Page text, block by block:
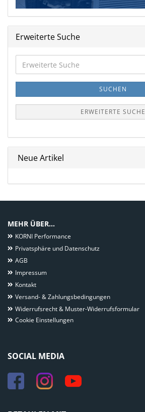
Erweiterte Suche
Suche
SUCHEN
ERWEITERTE SUCHE
Neue Artikel
MEHR ÜBER...
KORNI Performance
Privatsphäre und Datenschutz
AGB
Impressum
Kontakt
Versand- & Zahlungsbedingungen
Widerrufsrecht & Muster-Widerrufsformular
Cookie Einstellungen
SOCIAL MEDIA